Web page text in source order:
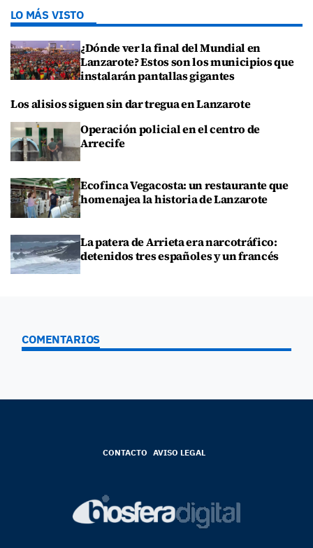
LO MÁS VISTO
¿Dónde ver la final del Mundial en
Lanzarote? Estos son los municipios que
instalarán pantallas gigantes
Los alisios siguen sin dar tregua en Lanzarote
Operación policial en el centro de
Arrecife
Ecofinca Vegacosta: un restaurante que
homenajea la historia de Lanzarote
La patera de Arrieta era narcotráfico:
detenidos tres españoles y un francés
COMENTARIOS
CONTACTO AVISO LEGAL